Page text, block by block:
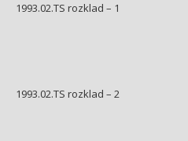
1993.02.TS rozklad – 1
1993.02.TS rozklad – 2